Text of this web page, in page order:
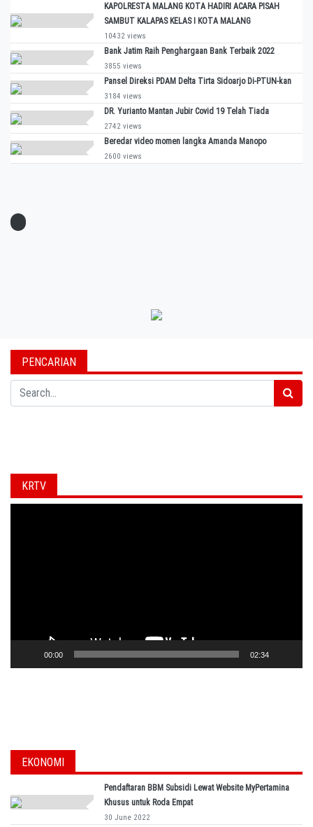
KAPOLRESTA MALANG KOTA HADIRI ACARA PISAH
SAMBUT KALAPAS KELAS I KOTA MALANG
10432 views
Bank Jatim Raih Penghargaan Bank Terbaik 2022
3855 views
Pansel Direksi PDAM Delta Tirta Sidoarjo Di-PTUN-kan
3184 views
DR. Yurianto Mantan Jubir Covid 19 Telah Tiada
2742 views
Beredar video momen langka Amanda Manopo
2600 views
PENCARIAN
Search
KRTV
00:00 02:34
EKONOMI
Pendaftaran BBM Subsidi Lewat Website MyPertamina
Khusus untuk Roda Empat
30 June 2022